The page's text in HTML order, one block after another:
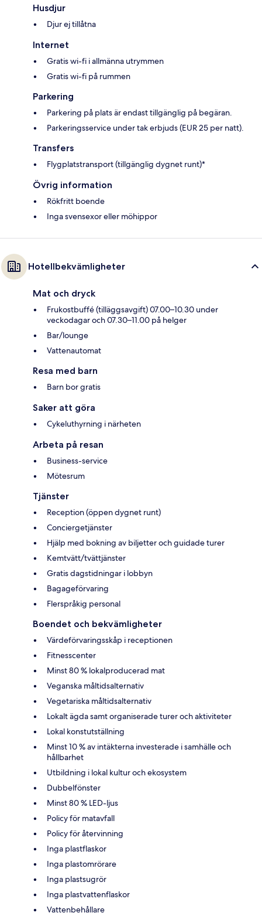
Husdjur
Djur ej tillåtna
Internet
Gratis wi-fi i allmänna utrymmen
Gratis wi-fi på rummen
Parkering
Parkering på plats är endast tillgänglig på begäran.
Parkeringsservice under tak erbjuds (EUR 25 per natt).
Transfers
Flygplatstransport (tillgänglig dygnet runt)*
Övrig information
Rökfritt boende
Inga svensexor eller möhippor
Hotellbekvämligheter
Mat och dryck
Frukostbuffé (tilläggsavgift) 07.00–10.30 under
veckodagar och 07.30–11.00 på helger
Bar/lounge
Vattenautomat
Resa med barn
Barn bor gratis
Saker att göra
Cykeluthyrning i närheten
Arbeta på resan
Business-service
Mötesrum
Tjänster
Reception (öppen dygnet runt)
Conciergetjänster
Hjälp med bokning av biljetter och guidade turer
Kemtvätt/tvättjänster
Gratis dagstidningar i lobbyn
Bagageförvaring
Flerspråkig personal
Boendet och bekvämligheter
Värdeförvaringsskåp i receptionen
Fitnesscenter
Minst 80 % lokalproducerad mat
Veganska måltidsalternativ
Vegetariska måltidsalternativ
Lokalt ägda samt organiserade turer och aktiviteter
Lokal konstutställning
Minst 10 % av intäkterna investerade i samhälle och
hållbarhet
Utbildning i lokal kultur och ekosystem
Dubbelfönster
Minst 80 % LED-ljus
Policy för matavfall
Policy för återvinning
Inga plastflaskor
Inga plastomrörare
Inga plastsugrör
Inga plastvattenflaskor
Vattenbehållare